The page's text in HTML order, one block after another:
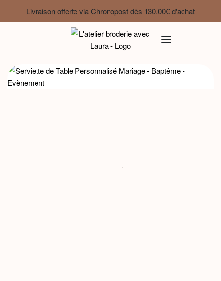
Livraison offerte via Chronopost dès 130.00€ d'achat